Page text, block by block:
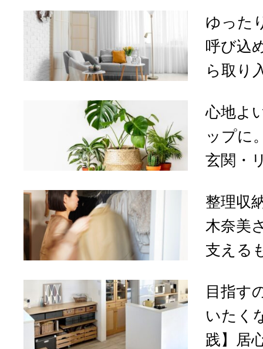
ゆった
呼び込
ら取り
心地よ
ップに
玄関・
整理収
木奈美
支える
目指す
いたく
践】居